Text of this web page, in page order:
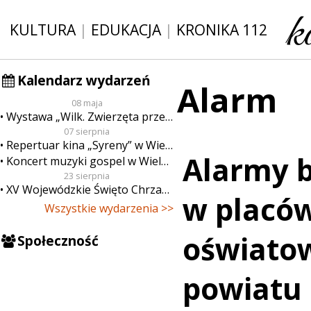
KULTURA| EDUKACJA| KRONIKA 112
Kalendarz wydarzeń
08 maja
Wystawa „Wilk. Zwierzęta przeklęte”
07 sierpnia
Repertuar kina „Syreny” w Wieluniu w dn. od 7 do 13 sierpnia
Koncert muzyki gospel w Wieluniu
23 sierpnia
XV Wojewódzkie Święto Chrzanu
Wszystkie wydarzenia >>
Społeczność
Alarm
Alarmy
w
powiatu